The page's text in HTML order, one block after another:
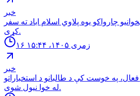
خبر
چارواکو یوه پلاوي اسلام اباد ته سفر
کړی.
۱۶ زمری ۱۴۰۵، ۱۵:۴۴
خبر
په خوست کې د طالبانو د استخباراتو
له خوا نیول شوی.